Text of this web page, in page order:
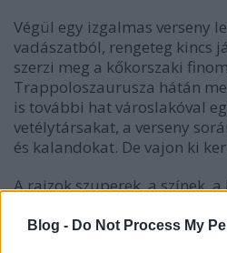
Blog - Do Not Process My
Végül egy izgalmas verseny
vadászatból, rengeteg kincs
szerzi meg a kőkorszaki
Trappoloszaurusza hátán
is további hat városlakóval
vetélytársakat, a verseny
és kalandokat. De vajon ki
A rajzok szuperek, a színek,
mind figyelemfelkeltővé,
sztori jópofa és jókat